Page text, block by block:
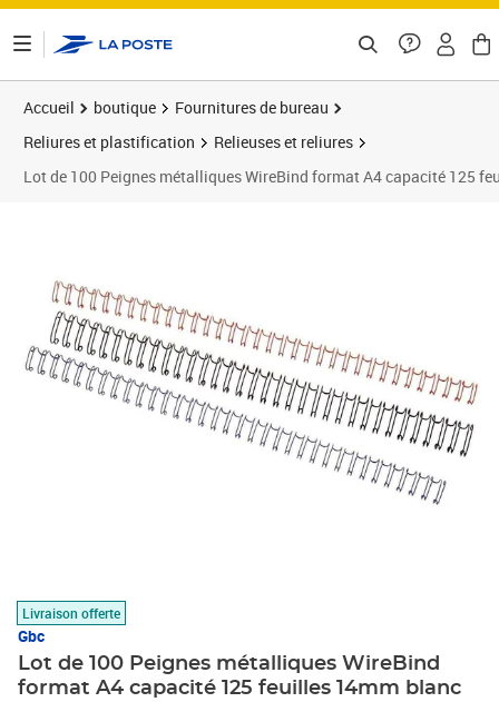
Accueil boutique
Fournitures de bureau
Reliures et plastification
Relieuses et reliures
Lot de 100 Peignes métalliques WireBind format A4 capacité 125
Livraison offerte
Gbc
Lot de 100 Peignes métalliques WireBind
format A4 capacité 125 feuilles 14mm blanc